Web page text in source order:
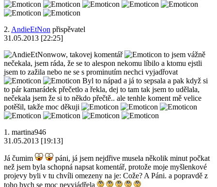
2. AndieEtNon přispěvatel
31.05.2013 [22:25]
wow, takovej komentář
to jsem vážně
nečekala, jsem ráda, že se to alespon nekomu líbilo a ktomu ejstli
jsem to zažila nebo ne se s prominutím nechci vyjadřovat
Byl to nápad a já to sepsala a pak když si
to pár kamarádek přečetlo a řekla, dej to tam tak jsem to udělala,
nečekala jsem že si to někdo přečtě.. ale tenhle koment mě velice
potěšil, takže moc děkuji
1. martina946
31.05.2013 [19:13]
Já čumim
páni, já jsem nejdřive musela několik minut počkat
než jsem byla schopná napsat komentář, protože moje myšlenkové
projevy byli v tu chvíli omezeny na je: Cože? A Páni. a popravdě z
toho bych se moc nevyjádřela